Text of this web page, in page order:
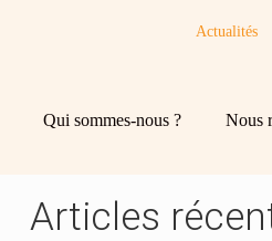
Actualités
Qui sommes-nous ? Nous
Blog
sidebar
Rechercher
Articles